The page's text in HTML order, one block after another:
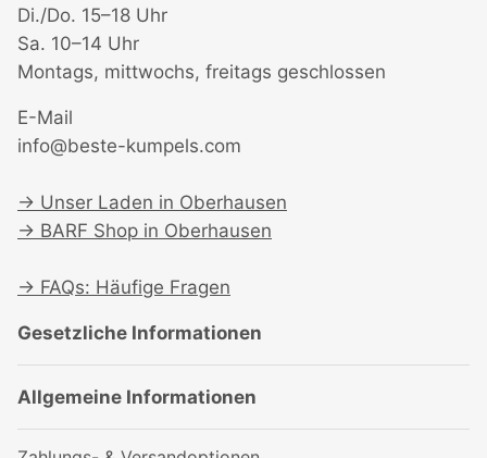
Di./Do. 15–18 Uhr
Sa. 10–14 Uhr
Montags, mittwochs, freitags geschlossen
E-Mail
info@beste-kumpels.com
→ Unser Laden in Oberhausen
→ BARF Shop in Oberhausen
→ FAQs: Häufige Fragen
Gesetzliche Informationen
Allgemeine Informationen